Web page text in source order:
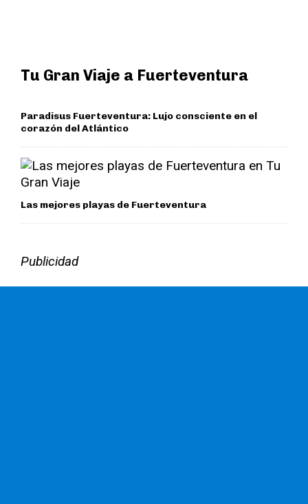
Tu Gran Viaje a Fuerteventura
Paradisus Fuerteventura: Lujo consciente en el
corazón del Atlántico
Las mejores playas de Fuerteventura
Publicidad